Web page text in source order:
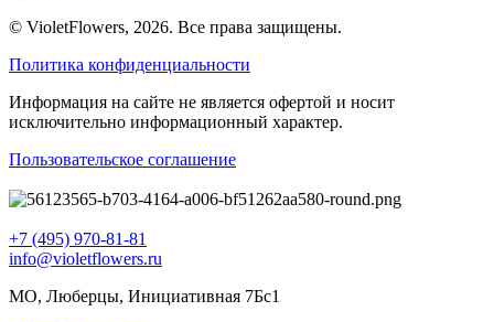
© VioletFlowers, 2026. Все права защищены.
Политика конфиденциальности
Информация на сайте не является офертой и носит
исключительно информационный характер.
Пользовательское соглашение
+7 (495) 970-81-81
info@violetflowers.ru
МО, Люберцы, Инициативная 7Бс1